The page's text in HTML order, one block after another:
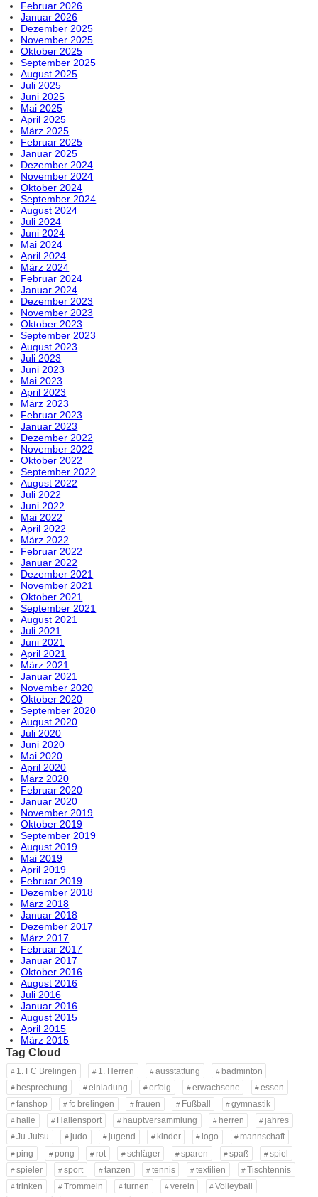
Februar 2026
Januar 2026
Dezember 2025
November 2025
Oktober 2025
September 2025
August 2025
Juli 2025
Juni 2025
Mai 2025
April 2025
März 2025
Februar 2025
Januar 2025
Dezember 2024
November 2024
Oktober 2024
September 2024
August 2024
Juli 2024
Juni 2024
Mai 2024
April 2024
März 2024
Februar 2024
Januar 2024
Dezember 2023
November 2023
Oktober 2023
September 2023
August 2023
Juli 2023
Juni 2023
Mai 2023
April 2023
März 2023
Februar 2023
Januar 2023
Dezember 2022
November 2022
Oktober 2022
September 2022
August 2022
Juli 2022
Juni 2022
Mai 2022
April 2022
März 2022
Februar 2022
Januar 2022
Dezember 2021
November 2021
Oktober 2021
September 2021
August 2021
Juli 2021
Juni 2021
April 2021
März 2021
Januar 2021
November 2020
Oktober 2020
September 2020
August 2020
Juli 2020
Juni 2020
Mai 2020
April 2020
März 2020
Februar 2020
Januar 2020
November 2019
Oktober 2019
September 2019
August 2019
Mai 2019
April 2019
Februar 2019
Dezember 2018
März 2018
Januar 2018
Dezember 2017
März 2017
Februar 2017
Januar 2017
Oktober 2016
August 2016
Juli 2016
Januar 2016
August 2015
April 2015
März 2015
Tag Cloud
1. FC Brelingen 1. Herren ausstattung
badminton
besprechung
einladung erfolg erwachsene
essen
fanshop
fc brelingen frauen Fußball
gymnastik
halle
Hallensport hauptversammlung herren
jahres
Ju-Jutsu
judo jugend kinder logo
mannschaft
ping
pong rot schläger sparen spaß
spiel
spieler
sport tanzen tennis textilien
Tischtennis
trinken
Trommeln turnen verein
Volleyball